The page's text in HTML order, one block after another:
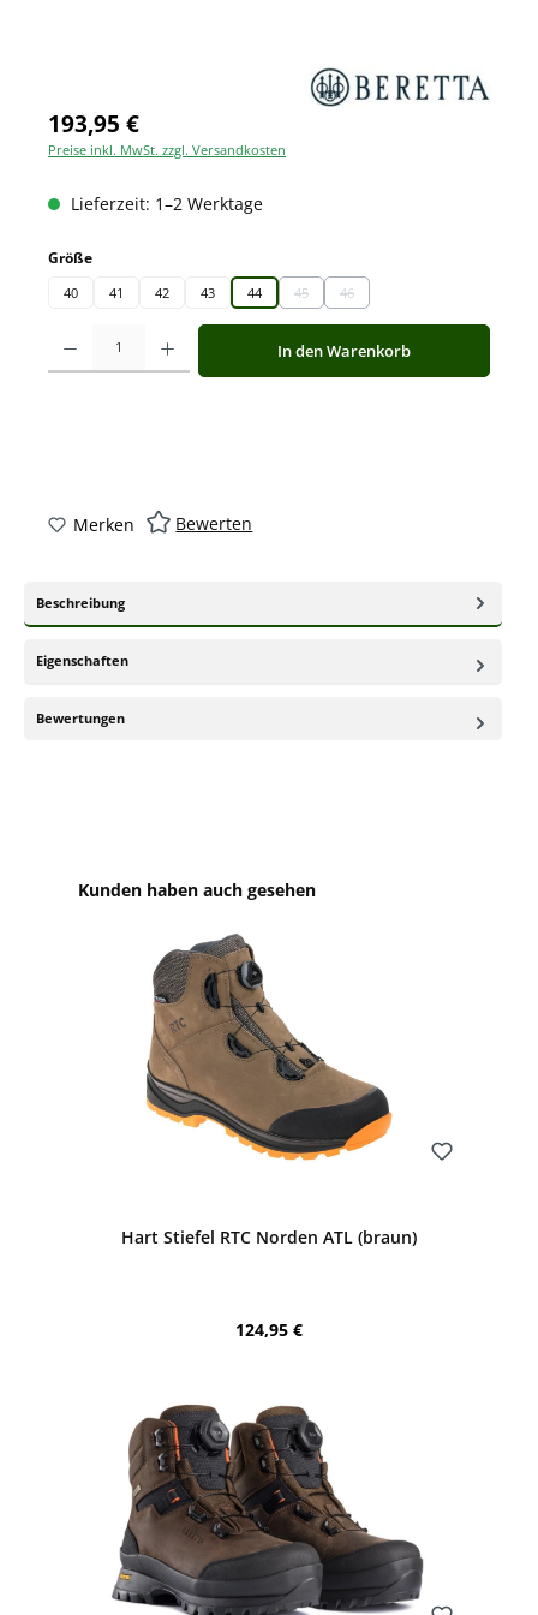
193,95 €
Preise inkl. MwSt. zzgl. Versandkosten
Lieferzeit: 1–2 Werktage
Größeauswählen
40 41 42 43 44 45
(Diese Option ist zurzeit nicht verfügbar.)
46
(Diese Option ist zurzeit nicht
Produkt Anzahl: Gib den gewünschten Wert ein oder benutze die
In den Warenkorb
Merken Bewerten
Beschreibung
Eigenschaften
Bewertungen
Produktgalerie überspringen
Kunden haben auch gesehen
Hart Stiefel RTC Norden ATL (braun)
Regulärer Preis:
124,95 €